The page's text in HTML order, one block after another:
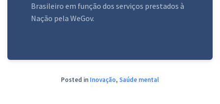
Brasileiro em função dos serviços prestados à
Nação pela WeGov.
Posted in Inovação, Saúde mental